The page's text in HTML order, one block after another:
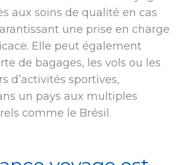
aux soins de qualité en cas
une prise en charge
Elle peut également
de bagages, les vols ou les
d’activités sportives,
un pays aux multiples
comme le Brésil.